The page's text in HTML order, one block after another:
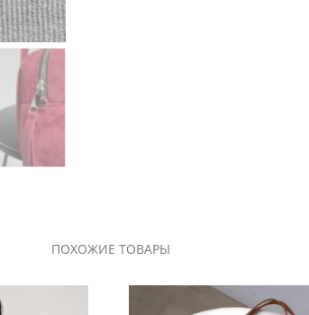
ПОХОЖИЕ ТОВАРЫ